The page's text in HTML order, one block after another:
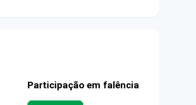
Participação em falência